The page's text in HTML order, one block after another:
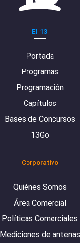
El 13
Portada
Programas
Programación
Capítulos
Bases de Concursos
13Go
Corporativo
Quiénes Somos
Área Comercial
Políticas Comerciales
Mediciones de antenas